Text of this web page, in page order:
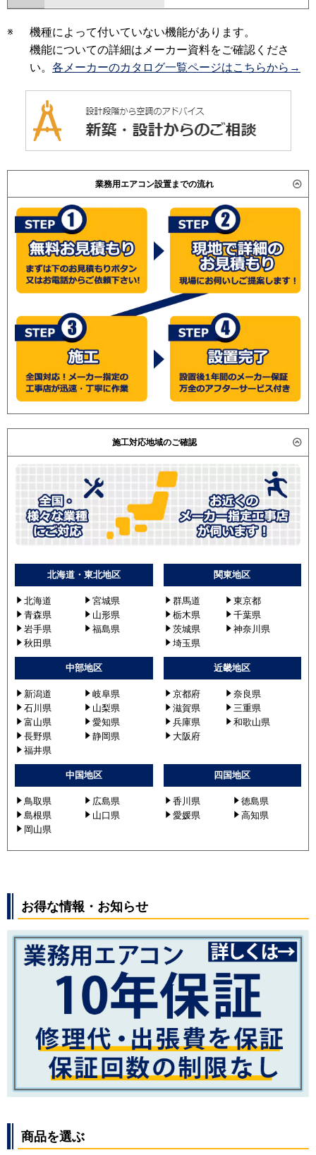
※
機種によって付いていない機能があります。
機能についての詳細はメーカー資料をご確認くださ
い。 各メーカーのカタログ一覧ページはこちらから→
業務用エアコン設置までの流れ
施工対応地域のご確認
北海道・東北地区
北海道
宮城県
青森県
山形県
岩手県
福島県
秋田県
関東地区
群馬道
東京都
栃木県
千葉県
茨城県
神奈川県
埼玉県
中部地区
新潟道
岐阜県
石川県
山梨県
富山県
愛知県
長野県
静岡県
福井県
近畿地区
京都府
奈良県
滋賀県
三重県
兵庫県
和歌山県
大阪府
中国地区
鳥取県
広島県
島根県
山口県
岡山県
四国地区
香川県
徳島県
愛媛県
高知県
お得な情報・お知らせ
商品を選ぶ